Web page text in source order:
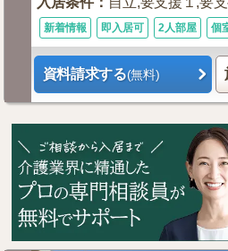
新着情報 即入居可 2人部屋 個
資料請求する(無料)